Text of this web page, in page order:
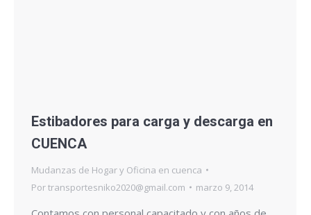
Estibadores para carga y descarga en
CUENCA
Mudanzas de Hogar y Oficina en cuenca
Portransportesniko2020@gmail.com marzo 9, 2014